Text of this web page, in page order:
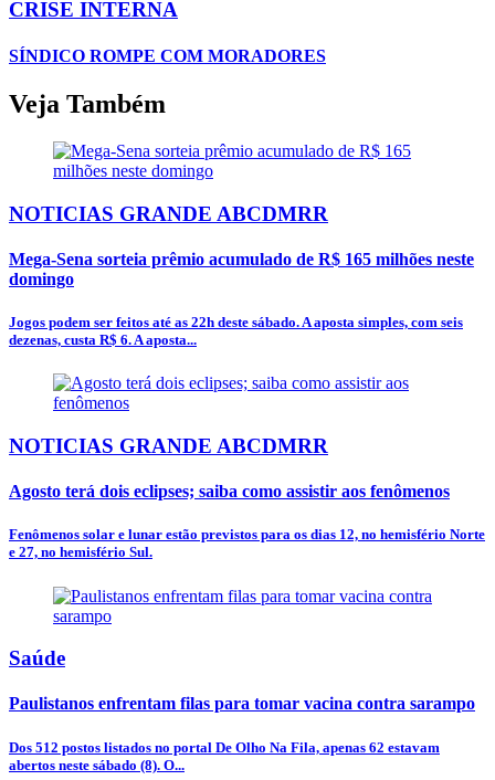
CRISE INTERNA
SÍNDICO ROMPE COM MORADORES
Veja Também
NOTICIAS GRANDE ABCDMRR
Mega-Sena sorteia prêmio acumulado de R$ 165 milhões neste
domingo
Jogos podem ser feitos até as 22h deste sábado. A aposta simples, com seis
dezenas, custa R$ 6. A aposta...
NOTICIAS GRANDE ABCDMRR
Agosto terá dois eclipses; saiba como assistir aos fenômenos
Fenômenos solar e lunar estão previstos para os dias 12, no hemisfério Norte
e 27, no hemisfério Sul.
Saúde
Paulistanos enfrentam filas para tomar vacina contra sarampo
Dos 512 postos listados no portal De Olho Na Fila, apenas 62 estavam
abertos neste sábado (8). O...